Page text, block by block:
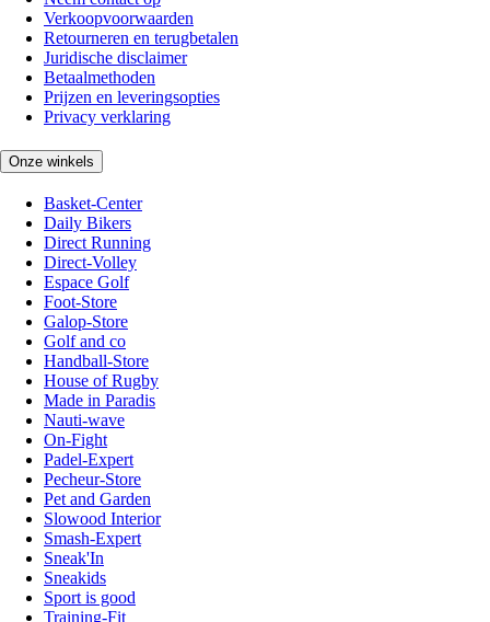
Verkoopvoorwaarden
Retourneren en terugbetalen
Juridische disclaimer
Betaalmethoden
Prijzen en leveringsopties
Privacy verklaring
Onze winkels
Basket-Center
Daily Bikers
Direct Running
Direct-Volley
Espace Golf
Foot-Store
Galop-Store
Golf and co
Handball-Store
House of Rugby
Made in Paradis
Nauti-wave
On-Fight
Padel-Expert
Pecheur-Store
Pet and Garden
Slowood Interior
Smash-Expert
Sneak'In
Sneakids
Sport is good
Training-Fit